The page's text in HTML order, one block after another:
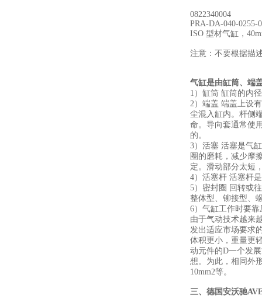
0822340004
PRA-DA-040-0255-
ISO 型材气缸，
注意：不要根据描
气缸是由缸筒、端
1）缸筒 缸筒的内
2）端盖 端盖上设
尘混入缸内。杆侧
命。导向套通常使
的。
3）活塞 活塞是气
圈的磨耗，减少摩
定。滑动部分太短
4）活塞杆 活塞杆
5）密封圈 回转或
整体型、铆接型、
6）气缸工作时要
由于气动技术越来
发出适应市场要求
体积更小，重量更
动元件的D一个发
想。为此，相同外
10mm2等。
三、 德国安沃驰